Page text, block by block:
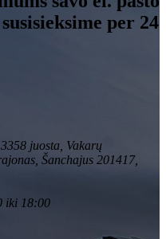
per 24
juosta, Vakarų
Šanchajus 201417,
iki 18:00